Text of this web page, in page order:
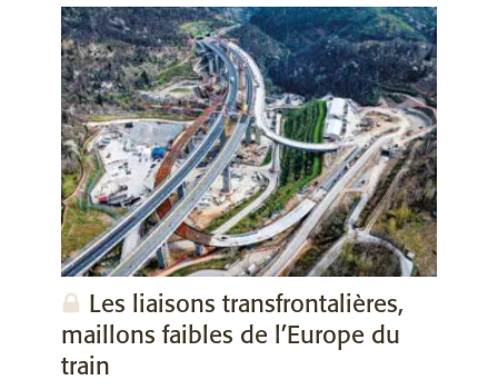
Les liaisons transfrontalières,
maillons faibles de l’Europe du
train